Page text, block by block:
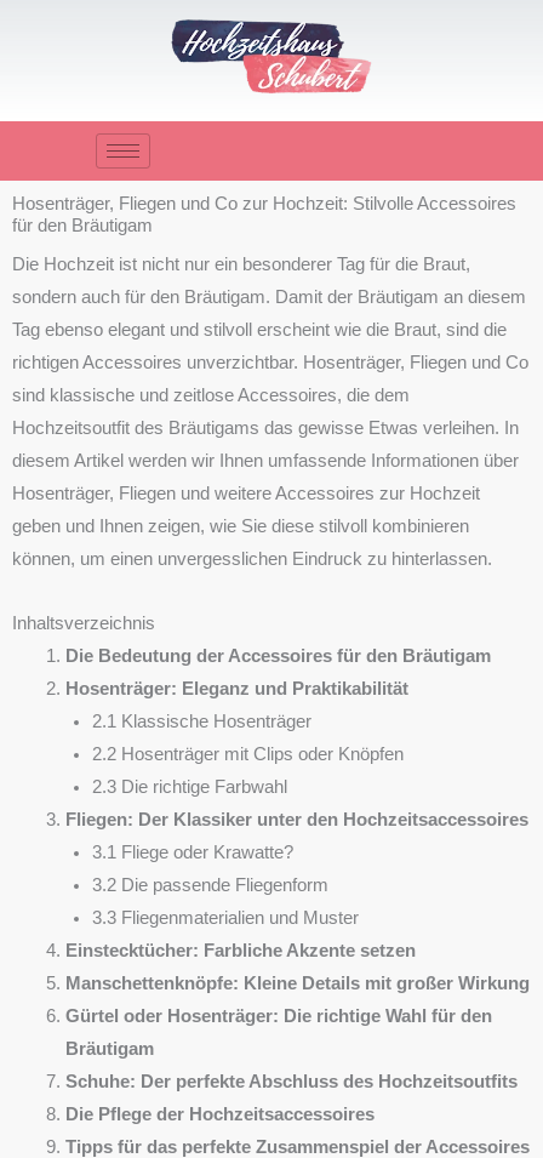
Hosenträger, Fliegen und Co zur Hochzeit: Stilvolle Accessoires
für den Bräutigam
Die Hochzeit ist nicht nur ein besonderer Tag für die Braut,
sondern auch für den Bräutigam. Damit der Bräutigam an diesem
Tag ebenso elegant und stilvoll erscheint wie die Braut, sind die
richtigen Accessoires unverzichtbar. Hosenträger, Fliegen und Co
sind klassische und zeitlose Accessoires, die dem
Hochzeitsoutfit des Bräutigams das gewisse Etwas verleihen. In
diesem Artikel werden wir Ihnen umfassende Informationen über
Hosenträger, Fliegen und weitere Accessoires zur Hochzeit
geben und Ihnen zeigen, wie Sie diese stilvoll kombinieren
können, um einen unvergesslichen Eindruck zu hinterlassen.
Inhaltsverzeichnis
Die Bedeutung der Accessoires für den Bräutigam
Hosenträger: Eleganz und Praktikabilität
2.1 Klassische Hosenträger
2.2 Hosenträger mit Clips oder Knöpfen
2.3 Die richtige Farbwahl
Fliegen: Der Klassiker unter den Hochzeitsaccessoires
3.1 Fliege oder Krawatte?
3.2 Die passende Fliegenform
3.3 Fliegenmaterialien und Muster
Einstecktücher: Farbliche Akzente setzen
Manschettenknöpfe: Kleine Details mit großer Wirkung
Gürtel oder Hosenträger: Die richtige Wahl für den
Bräutigam
Schuhe: Der perfekte Abschluss des Hochzeitsoutfits
Die Pflege der Hochzeitsaccessoires
Tipps für das perfekte Zusammenspiel der Accessoires